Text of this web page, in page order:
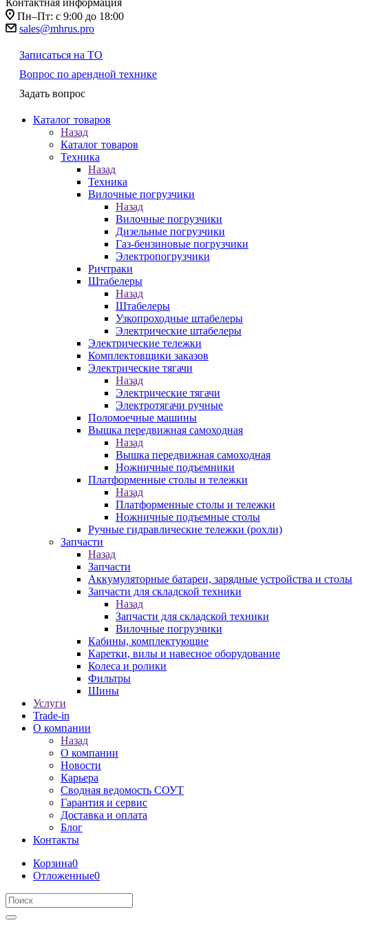
Контактная информация
Пн–Пт: с 9:00 до 18:00
sales@mhrus.pro
Записаться на ТО
Вопрос по арендной технике
Задать вопрос
Каталог товаров
Назад
Каталог товаров
Техника
Назад
Техника
Вилочные погрузчики
Назад
Вилочные погрузчики
Дизельные погрузчики
Газ-бензиновые погрузчики
Электропогрузчики
Ричтраки
Штабелеры
Назад
Штабелеры
Узкопроходные штабелеры
Электрические штабелеры
Электрические тележки
Комплектовщики заказов
Электрические тягачи
Назад
Электрические тягачи
Электротягачи ручные
Поломоечные машины
Вышка передвижная самоходная
Назад
Вышка передвижная самоходная
Ножничные подъемники
Платформенные столы и тележки
Назад
Платформенные столы и тележки
Ножничные подъемные столы
Ручные гидравлические тележки (рохли)
Запчасти
Назад
Запчасти
Аккумуляторные батареи, зарядные устройства и столы
Запчасти для складской техники
Назад
Запчасти для складской техники
Вилочные погрузчики
Кабины, комплектующие
Каретки, вилы и навесное оборудование
Колеса и ролики
Фильтры
Шины
Услуги
Trade-in
О компании
Назад
О компании
Новости
Карьера
Сводная ведомость СОУТ
Гарантия и сервис
Доставка и оплата
Блог
Контакты
Корзина0
Отложенные0